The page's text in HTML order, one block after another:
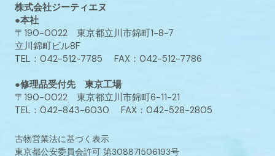
株式会社ジーティエヌ
●本社
〒190-0022 東京都立川市錦町1-8-7
立川錦町ビル8F
TEL：042-512-7785 FAX：042-512-7786
●修理品受付先 東京工場
〒190-0022 東京都立川市錦町6-11-21
TEL：042-843-6030 FAX：042-528-2805
古物営業法に基づく表示
東京都公安委員会許可 第308871506193号